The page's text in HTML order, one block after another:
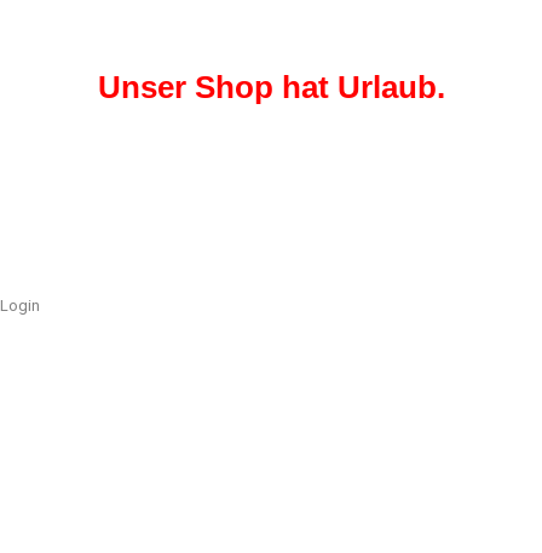
Unser Shop hat Urlaub.
Login